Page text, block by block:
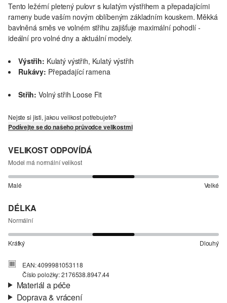
Tento ležérní pletený pulovr s kulatým výstřihem a přepadajícími
rameny bude vaším novým oblíbeným základním kouskem. Měkká
bavlněná směs ve volném střihu zajišťuje maximální pohodlí -
ideální pro volné dny a aktuální modely.
Výstřih: Kulatý výstřih, Kulatý výstřih
Rukávy: Přepadající ramena
Střih: Volný střih Loose Fit
Nejste si jisti, jakou velikost potřebujete?
Podívejte se do našeho průvodce velikostmi
VELIKOST ODPOVÍDÁ
Model má normální velikost
Malé Velké
DÉLKA
Normální
Krátký Dlouhý
EAN: 4099981053118
Číslo položky: 2176538.8947.44
Materiál a péče
Doprava & vrácení